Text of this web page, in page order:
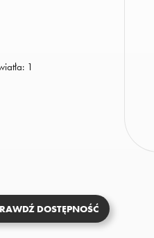
1
DOSTĘPNOŚĆ